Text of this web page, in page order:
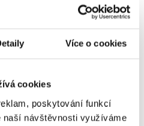
Více o cookies
cookies
poskytování funkcí
návštěvnosti využíváme